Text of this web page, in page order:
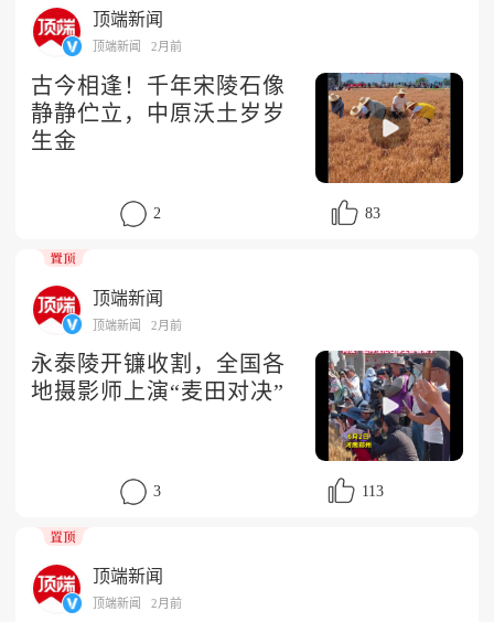
顶端新闻
顶端新闻 2月前
古今相逢！千年宋陵石像
静静伫立，中原沃土岁岁
生金
2 83
顶端新闻
顶端新闻 2月前
永泰陵开镰收割，全国各
地摄影师上演“麦田对决”
3 113
顶端新闻
顶端新闻 2月前